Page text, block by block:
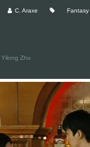
C. Araxe
Zhu